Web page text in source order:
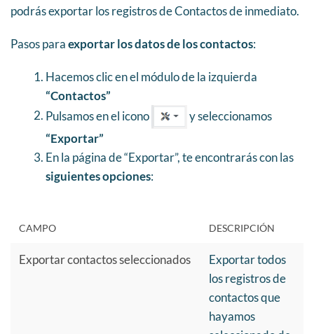
podrás exportar los registros de Contactos de inmediato.
Pasos paraexportar los datos de los contactos:
Hacemos clic en el módulo de la izquierda
“Contactos”
Pulsamos en el icono
y seleccionamos
“Exportar”
En la página de “Exportar”, te encontrarás con las
siguientes opciones:
CAMPO DESCRIPCIÓN
Exportar contactos seleccionados
Exportar todos
los registros de
contactos que
hayamos